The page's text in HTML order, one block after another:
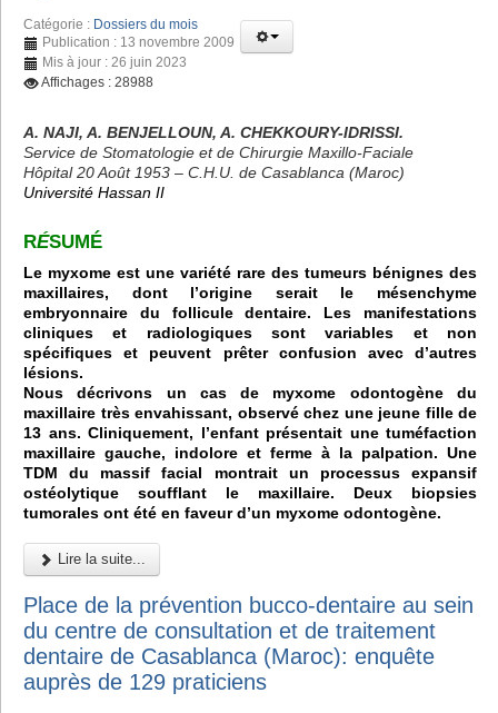
Catégorie : Dossiers du mois
Publication : 13 novembre 2009
Mis à jour : 26 juin 2023
Affichages : 28988
A. NAJI, A. BENJELLOUN, A. CHEKKOURY-IDRISSI.
Service de Stomatologie et de Chirurgie Maxillo-Faciale
Hôpital 20 Août 1953 – C.H.U. de Casablanca (Maroc)
Université Hassan II
RÉSUMÉ
Le myxome est une variété rare des tumeurs bénignes des
maxillaires, dont l’origine serait le mésenchyme
embryonnaire du follicule dentaire. Les manifestations
cliniques et radiologiques sont variables et non
spécifiques et peuvent prêter confusion avec d’autres
lésions.
Nous décrivons un cas de myxome odontogène du
maxillaire très envahissant, observé chez une jeune fille de
13 ans. Cliniquement, l’enfant présentait une tuméfaction
maxillaire gauche, indolore et ferme à la palpation. Une
TDM du massif facial montrait un processus expansif
ostéolytique soufflant le maxillaire. Deux biopsies
tumorales ont été en faveur d’un myxome odontogène.
Lire la suite...
Place de la prévention bucco-dentaire au sein
du centre de consultation et de traitement
dentaire de Casablanca (Maroc): enquête
auprès de 129 praticiens